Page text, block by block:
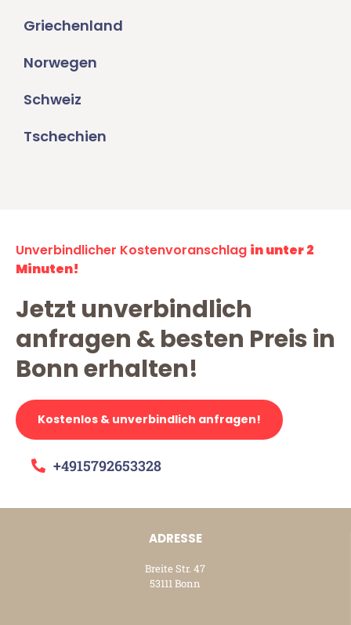
Griechenland
Norwegen
Schweiz
Tschechien
Unverbindlicher Kostenvoranschlag in unter 2
Minuten!
Jetzt unverbindlich
anfragen & besten Preis in
Bonn erhalten!
Kostenlos & unverbindlich anfragen!
+4915792653328
ADRESSE
Breite Str. 47
53111 Bonn